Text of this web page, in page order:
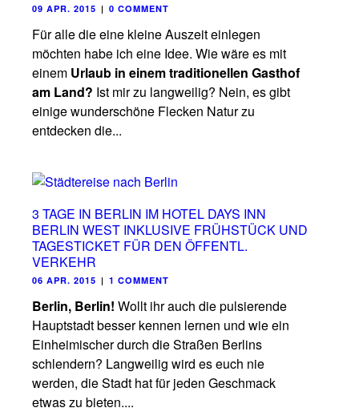
09 APR. 2015 | 0 COMMENT
Für alle die eine kleine Auszeit einlegen
möchten habe ich eine Idee. Wie wäre es mit
einem Urlaub in einem traditionellen Gasthof
am Land? Ist mir zu langweilig? Nein, es gibt
einige wunderschöne Flecken Natur zu
entdecken die...
3 TAGE IN BERLIN IM HOTEL DAYS INN
BERLIN WEST INKLUSIVE FRÜHSTÜCK UND
TAGESTICKET FÜR DEN ÖFFENTL.
VERKEHR
06 APR. 2015 | 1 COMMENT
Berlin, Berlin! Wollt ihr auch die pulsierende
Hauptstadt besser kennen lernen und wie ein
Einheimischer durch die Straßen Berlins
schlendern? Langweilig wird es euch nie
werden, die Stadt hat für jeden Geschmack
etwas zu bieten....